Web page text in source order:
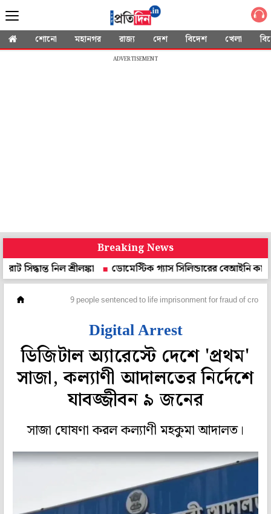
শোনো মহানগর রাজ্য দেশ বিদেশ খেলা
ADVERTISEMENT
Breaking News
নিল শ্রীলঙ্কা
ডোমেস্টিক গ্যাস সিলিন্ডারের বেআইনি কাটিং ব্যবসার
9 people sentenced to life imprisonment for fraud of
Digital Arrest
ডিজিটাল অ্যারেস্টে দেশে 'প্রথম'
সাজা, কল্যাণী আদালতের নির্দেশে
যাবজ্জীবন ৯ জনের
সাজা ঘোষণা করল কল্যাণী মহকুমা আদালত।